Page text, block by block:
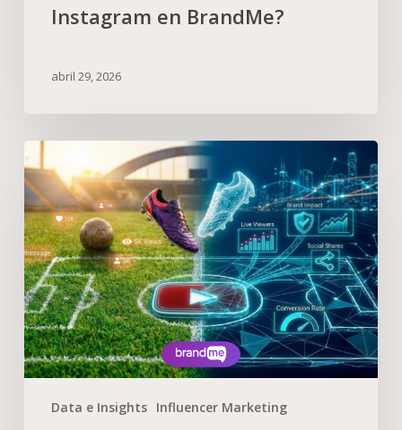
Instagram en BrandMe?
abril 29, 2026
Data e Insights Influencer Marketing